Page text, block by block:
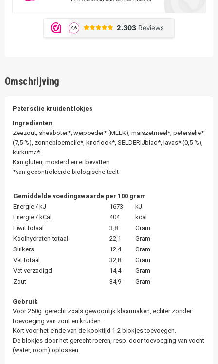
Omschrijving
Peterselie kruidenblokjes
Ingredienten
Zeezout, sheaboter*, weipoeder* (MELK), maiszetmeel*, peterselie*
(7,5 %), zonnebloemolie*, knoflook*, SELDERIJblad*, lavas* (0,5 %),
kurkuma*.
Kan gluten, mosterd en ei bevatten
*van gecontroleerde biologische teelt
Gemiddelde voedingswaarde per 100 gram
Energie / kJ
1673
kJ
Energie / kCal
404
kcal
Eiwit totaal
3,8
Gram
Koolhydraten totaal
22,1
Gram
Suikers
12,4
Gram
Vet totaal
32,8
Gram
Vet verzadigd
14,4
Gram
Zout
34,9 Gram
Gebruik
Voor 250g: gerecht zoals gewoonlijk klaarmaken, echter zonder
toevoeging van zout en kruiden.
Kort voor het einde van de kooktijd 1-2 blokjes toevoegen.
De blokjes door het gerecht roeren, resp. door toevoeging van vocht
(water, room) oplossen.